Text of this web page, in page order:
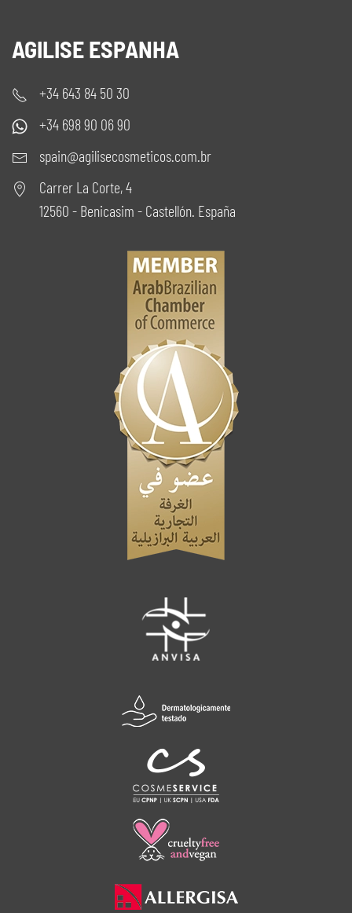
AGILISE ESPANHA
+34 643 84 50 30
+34 698 90 06 90
spain@agilisecosmeticos.com.br
Carrer La Corte, 4
12560 - Benicasim - Castellón. España